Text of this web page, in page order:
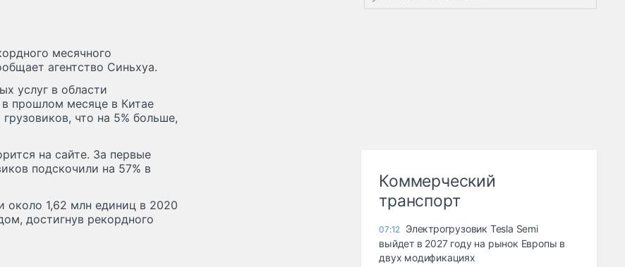
месячного
агентство Синьхуа.
услуг в области
прошлом месяце в Китае
что на 5% больше,
на сайте. За первые
подскочили на 57% в
около 1,62 млн единиц в 2020
достигнув рекордного
Коммерческий
транспорт
07:12 Электрогрузовик Tesla Semi
выйдет в 2027 году на рынок Европы в
двух модификациях